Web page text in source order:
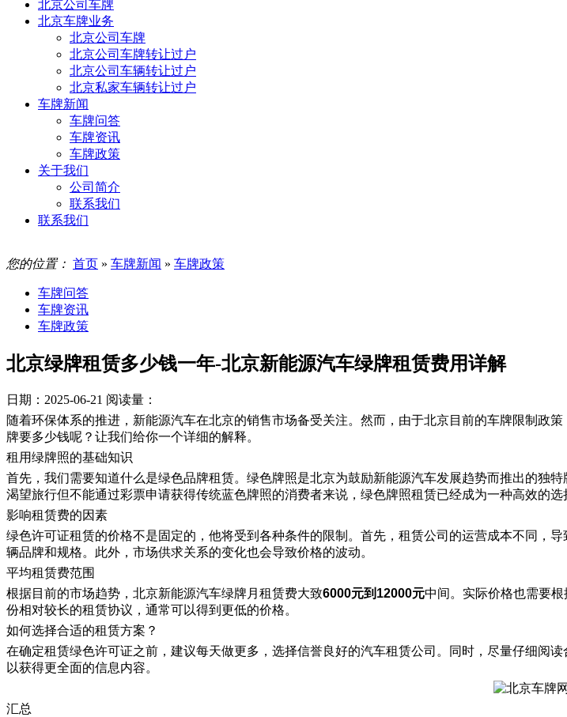
北京公司车牌
北京车牌业务
北京公司车牌
北京公司车牌转让过户
北京公司车辆转让过户
北京私家车辆转让过户
车牌新闻
车牌问答
车牌资讯
车牌政策
关于我们
公司简介
联系我们
联系我们
您的位置： 首页 » 车牌新闻 » 车牌政策
车牌问答
车牌资讯
车牌政策
北京绿牌租赁多少钱一年-北京新能源汽车绿牌租赁费用详解
日期：2025-06-21 阅读量：
随着环保体系的推进，新能源汽车在北京的销售市场备受关注。然而，由于北京目前的车牌限制政
牌要多少钱呢？让我们给你一个详细的解释。
租用绿牌照的基础知识
首先，我们需要知道什么是绿色品牌租赁。绿色牌照是北京为鼓励新能源汽车发展趋势而推出的独
渴望旅行但不能通过彩票申请获得传统蓝色牌照的消费者来说，绿色牌照租赁已经成为一种高效的选
影响租赁费的因素
绿色许可证租赁的价格不是固定的，他将受到各种条件的限制。首先，租赁公司的运营成本不同，
辆品牌和规格。此外，市场供求关系的变化也会导致价格的波动。
平均租赁费范围
根据目前的市场趋势，北京新能源汽车绿牌月租赁费大致6000元到12000元中间。实际价格也需要
份相对较长的租赁协议，通常可以得到更低的价格。
如何选择合适的租赁方案？
在确定租赁绿色许可证之前，建议每天做更多，选择信誉良好的汽车租赁公司。同时，尽量仔细阅
以获得更全面的信息内容。
汇总